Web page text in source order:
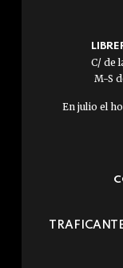
C/ de
M-S
En julio el